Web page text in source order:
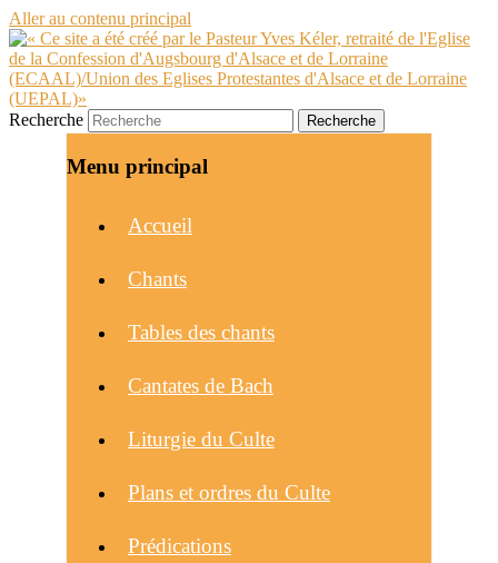
Aller au contenu principal
Recherche
Menu principal
Accueil
Chants
Tables des chants
Cantates de Bach
Liturgie du Culte
Plans et ordres du Culte
Prédications